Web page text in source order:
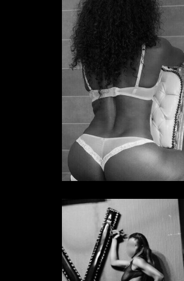
Sklavin Alena
SKLAVIN IN HESSEN
Sklavin Anna